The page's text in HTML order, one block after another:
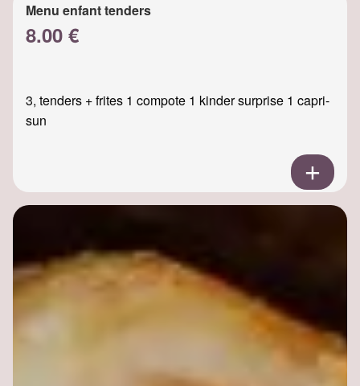
Menu enfant tenders
8.00 €
3, tenders + frites 1 compote 1 kinder surprise 1 capri-
sun